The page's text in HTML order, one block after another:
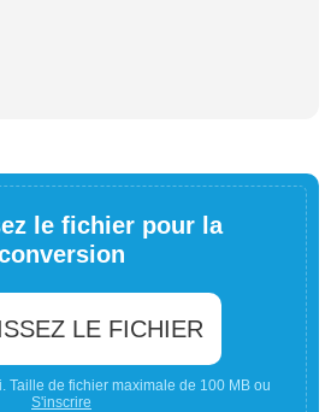
le fichier pour la
LE FICHIER
Taille de fichier maximale de 100 MB ou
S'inscrire